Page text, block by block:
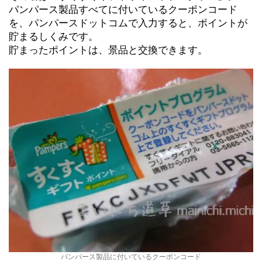
パンパース製品すべてに付いているクーポンコード
を、パンパースドットコムで入力すると、ポイントが
貯まるしくみです。
貯まったポイントは、景品と交換できます。
パンパース製品に付いているクーポンコード